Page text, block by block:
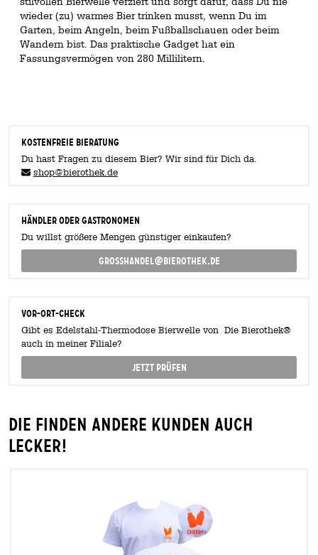
wieder (zu) warmes Bier trinken musst, wenn Du im
Garten, beim Angeln, beim Fußballschauen oder beim
Wandern bist. Das praktische Gadget hat ein
Fassungsvermögen von 280 Millilitern.
KOSTENFREIE BIERATUNG
Du hast Fragen zu diesem Bier? Wir sind für Dich da.
shop@bierothek.de
Händler oder Gastronomen
Du willst größere Mengen günstiger einkaufen?
grosshandel@bierothek.de
Vor-Ort-Check
Gibt es Edelstahl-Thermodose Bierwelle von Die Bierothek®
auch in meiner Filiale?
Jetzt prüfen
Die finden andere Kunden auch
lecker!